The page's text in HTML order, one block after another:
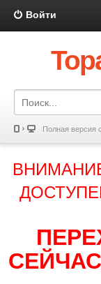
Войти
Полная версия